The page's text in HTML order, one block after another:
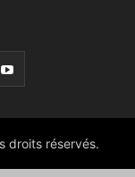
droits réservés.